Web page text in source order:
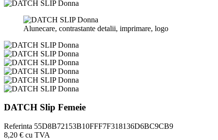
Alunecare, contrastante detalii, imprimare, logo
DATCH Slip Femeie
Referinta 55D8B72153B10FFF7F318136D6BC9CB9
8,20 € cu TVA